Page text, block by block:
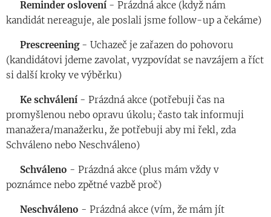
Reminder oslovení - Prázdná akce (když nám
kandidát nereaguje, ale poslali jsme follow-up a čekáme)
Prescreening - Uchazeč je zařazen do pohovoru
(kandidátovi jdeme zavolat, vyzpovídat se navzájem a říct
si další kroky ve výběrku)
Ke schválení - Prázdná akce (potřebuji čas na
promyšlenou nebo opravu úkolu; často tak informuji
manažera/manažerku, že potřebuji aby mi řekl, zda
Schváleno nebo Neschváleno)
Schváleno - Prázdná akce (plus mám vždy v
poznámce nebo zpětné vazbě proč)
Neschváleno - Prázdná akce (vím, že mám jít